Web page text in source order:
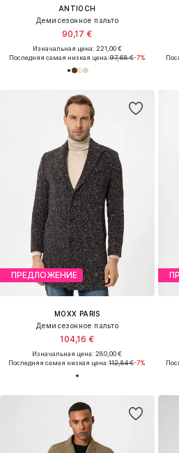
ANTIOCH
Демисезонное пальто
90,17 €
Изначальная цена: 221,00 €
Последняя самая низкая цена:97,68 €-7%
ПРЕДЛОЖЕНИЕ
MOXX PARIS
Демисезонное пальто
104,16 €
Изначальная цена: 280,00 €
Последняя самая низкая цена:112,84 €-7%